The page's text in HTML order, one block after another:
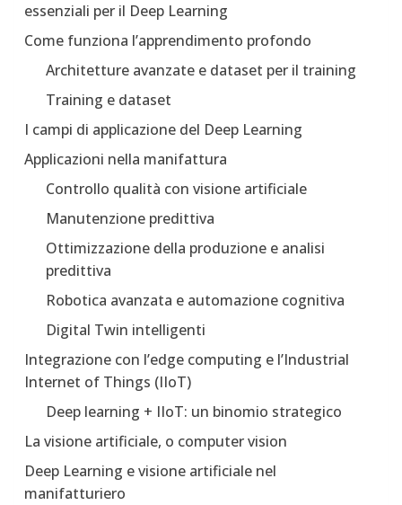
essenziali per il Deep Learning
Come funziona l’apprendimento profondo
Architetture avanzate e dataset per il training
Training e dataset
I campi di applicazione del Deep Learning
Applicazioni nella manifattura
Controllo qualità con visione artificiale
Manutenzione predittiva
Ottimizzazione della produzione e analisi
predittiva
Robotica avanzata e automazione cognitiva
Digital Twin intelligenti
Integrazione con l’edge computing e l’Industrial
Internet of Things (IIoT)
Deep learning + IIoT: un binomio strategico
La visione artificiale, o computer vision
Deep Learning e visione artificiale nel
manifatturiero